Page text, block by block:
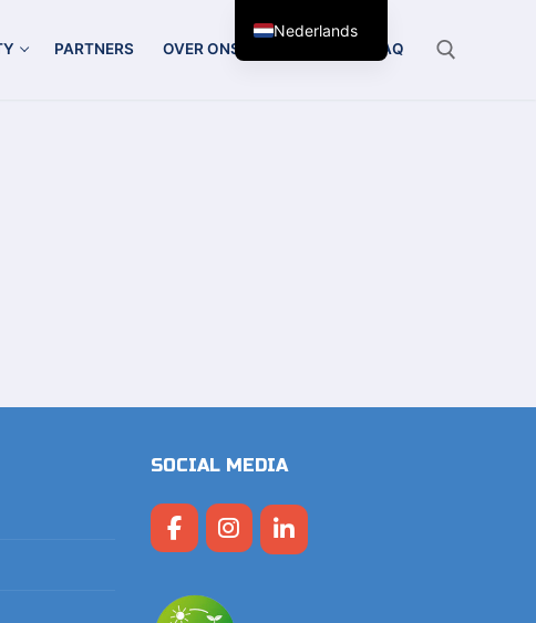
PARTNERS OVER ONS FAQ
SOCIAL MEDIA
Nederlands